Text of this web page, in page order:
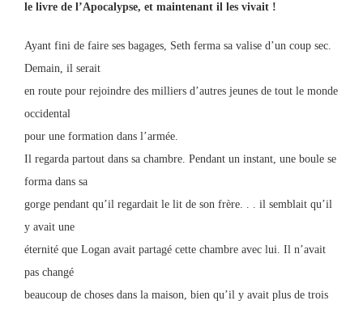
le livre de l’Apocalypse, et maintenant il les vivait !
Ayant fini de faire ses bagages, Seth ferma sa valise d’un coup sec.
Demain, il serait
en route pour rejoindre des milliers d’autres jeunes de tout le monde
occidental
pour une formation dans l’armée.
Il regarda partout dans sa chambre. Pendant un instant, une boule se
forma dans sa
gorge pendant qu’il regardait le lit de son frère. . . il semblait qu’il
y avait une
éternité que Logan avait partagé cette chambre avec lui. Il n’avait
pas changé
beaucoup de choses dans la maison, bien qu’il y avait plus de trois